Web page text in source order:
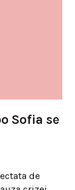
Sofia se
de